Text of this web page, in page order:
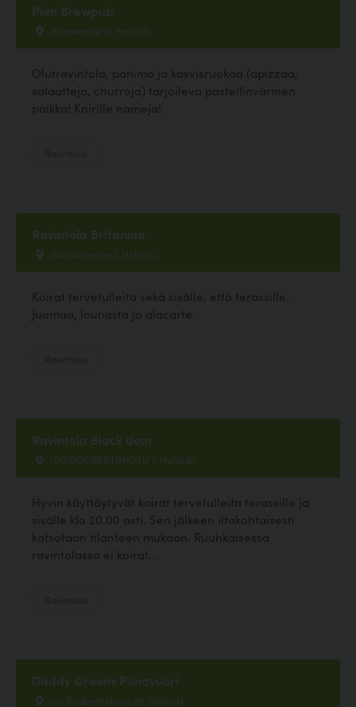
Pien Brewpub
Hämeentie 15, Helsinki
Olutravintola, panimo ja kasvisruokaa (apizzaa,
salaatteja, churroja) tarjoileva pastellinvärinen
paikka! Koirille nameja!
Ravintola Britannia
Vanhaistentie 1, Helsinki
Koirat tervetulleita sekä sisälle, että terassille.
Juomaa, lounasta ja alacarte.
Ravintola Black door
ISO ROOBERTINKATU 1, Helsinki
Hyvin käyttäytyvät koirat tervetulleita terassille ja
sisälle klo 20.00 asti. Sen jälkeen iltakohtaisesti
katsotaan tilanteen mukaan. Ruuhkaisessa
ravintolassa ei koirat...
Daddy Greens Punavuori
Iso Roobertinkatu 26, Helsinki